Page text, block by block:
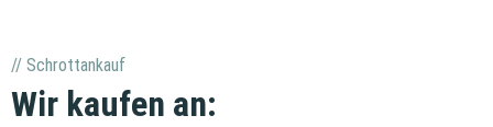
// Schrottankauf
Wir kaufen an: